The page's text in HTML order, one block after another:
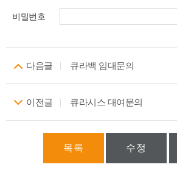
비밀번호
다음글 큐라백 임대문의
이전글 큐라시스 대여문의
목록 수정